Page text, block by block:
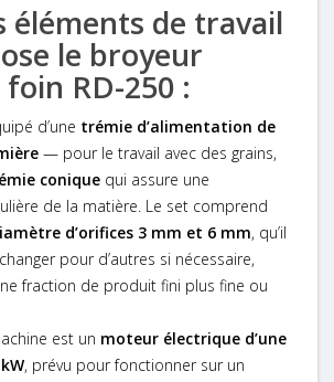
éléments de travail
le broyeur
RD-250 :
d’une trémie d’alimentation de
— pour le travail avec des grains,
conique qui assure une
de la matière. Le set comprend
d’orifices 3 mm et 6 mm, qu’il
pour d’autres si nécessaire,
fraction de produit fini plus fine ou
est un moteur électrique d’une
, prévu pour fonctionner sur un